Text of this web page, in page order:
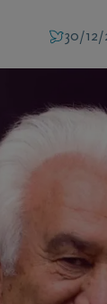
30/12/